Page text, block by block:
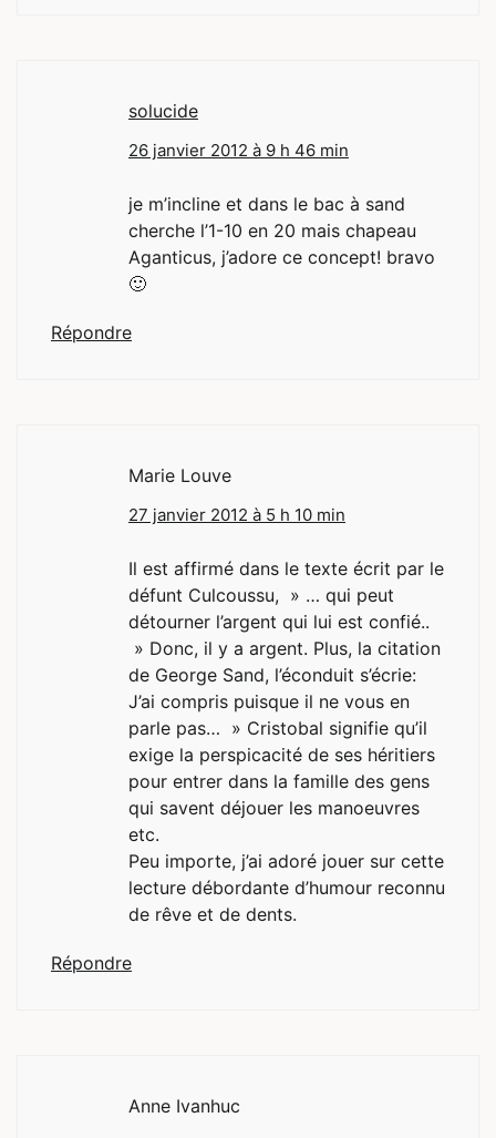
solucide
26 janvier 2012 à 9 h 46 min
je m’incline et dans le bac à sand
cherche l’1-10 en 20 mais chapeau
Aganticus, j’adore ce concept! bravo
🙂
Répondre
Marie Louve
27 janvier 2012 à 5 h 10 min
Il est affirmé dans le texte écrit par le
défunt Culcoussu, » … qui peut
détourner l’argent qui lui est confié..
» Donc, il y a argent. Plus, la citation
de George Sand, l’éconduit s’écrie:
J’ai compris puisque il ne vous en
parle pas… » Cristobal signifie qu’il
exige la perspicacité de ses héritiers
pour entrer dans la famille des gens
qui savent déjouer les manoeuvres
etc.
Peu importe, j’ai adoré jouer sur cette
lecture débordante d’humour reconnu
de rêve et de dents.
Répondre
Anne Ivanhuc